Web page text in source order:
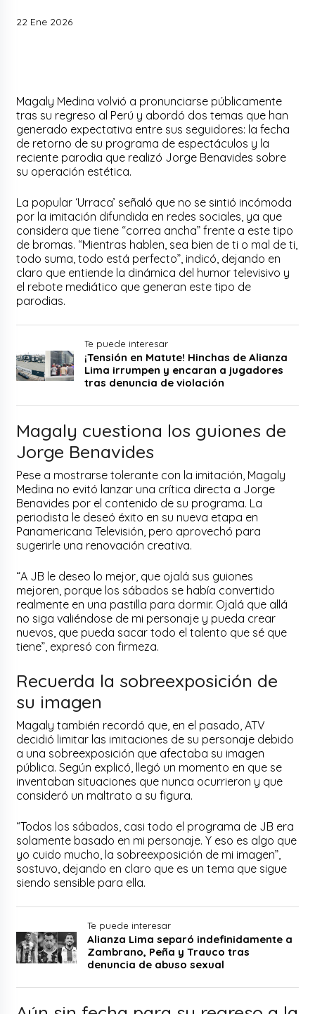
22 Ene 2026
Magaly Medina volvió a pronunciarse públicamente
tras su regreso al Perú y abordó dos temas que han
generado expectativa entre sus seguidores: la fecha
de retorno de su programa de espectáculos y la
reciente parodia que realizó Jorge Benavides sobre
su operación estética.
La popular ‘Urraca’ señaló que no se sintió incómoda
por la imitación difundida en redes sociales, ya que
considera que tiene “correa ancha” frente a este tipo
de bromas. “Mientras hablen, sea bien de ti o mal de ti,
todo suma, todo está perfecto”, indicó, dejando en
claro que entiende la dinámica del humor televisivo y
el rebote mediático que generan este tipo de
parodias.
Te puede interesar
¡Tensión en Matute! Hinchas de Alianza
Lima irrumpen y encaran a jugadores
tras denuncia de violación
Magaly cuestiona los guiones de
Jorge Benavides
Pese a mostrarse tolerante con la imitación, Magaly
Medina no evitó lanzar una crítica directa a Jorge
Benavides por el contenido de su programa. La
periodista le deseó éxito en su nueva etapa en
Panamericana Televisión, pero aprovechó para
sugerirle una renovación creativa.
“A JB le deseo lo mejor, que ojalá sus guiones
mejoren, porque los sábados se había convertido
realmente en una pastilla para dormir. Ojalá que allá
no siga valiéndose de mi personaje y pueda crear
nuevos, que pueda sacar todo el talento que sé que
tiene”, expresó con firmeza.
Recuerda la sobreexposición de
su imagen
Magaly también recordó que, en el pasado, ATV
decidió limitar las imitaciones de su personaje debido
a una sobreexposición que afectaba su imagen
pública. Según explicó, llegó un momento en que se
inventaban situaciones que nunca ocurrieron y que
consideró un maltrato a su figura.
“Todos los sábados, casi todo el programa de JB era
solamente basado en mi personaje. Y eso es algo que
yo cuido mucho, la sobreexposición de mi imagen”,
sostuvo, dejando en claro que es un tema que sigue
siendo sensible para ella.
Te puede interesar
Alianza Lima separó indefinidamente a
Zambrano, Peña y Trauco tras
denuncia de abuso sexual